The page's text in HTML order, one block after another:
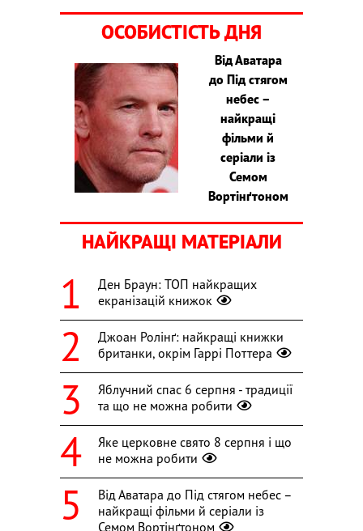
ОСОБИСТІСТЬ ДНЯ
Від Аватара
до Під стягом
небес –
найкращі
фільми й
серіали із
Семом
Вортінґтоном
НАЙКРАЩІ МАТЕРІАЛИ
Ден Браун: ТОП найкращих
екранізацій книжок
Джоан Ролінґ: найкращі книжки
британки, окрім Гаррі Поттера
Яблучний спас 6 серпня - традиції
та що не можна робити
Яке церковне свято 8 серпня і що
не можна робити
Від Аватара до Під стягом небес –
найкращі фільми й серіали із
Семом Вортінґтоном